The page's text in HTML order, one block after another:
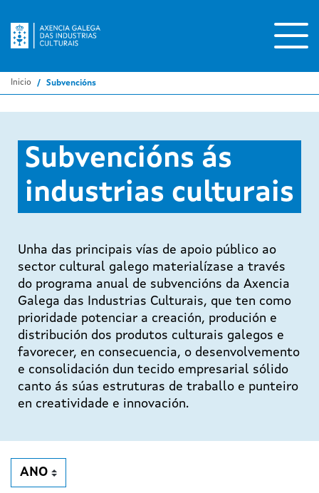
Inicio Subvencións
Subvencións ás
industrias culturais
Unha das principais vías de apoio público ao
sector cultural galego materialízase a través
do programa anual de subvencións da Axencia
Galega das Industrias Culturais, que ten como
prioridade potenciar a creación, produción e
distribución dos produtos culturais galegos e
favorecer, en consecuencia, o desenvolvemento
e consolidación dun tecido empresarial sólido
canto ás súas estruturas de traballo e punteiro
en creatividade e innovación.